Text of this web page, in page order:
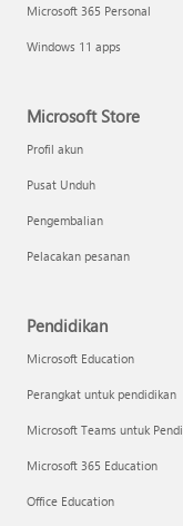
Microsoft 365 Personal
Windows 11 apps
Microsoft Store
Profil akun
Pusat Unduh
Pengembalian
Pelacakan pesanan
Pendidikan
Microsoft Education
Perangkat untuk pendidikan
Microsoft Teams untuk
Microsoft 365 Education
Office Education